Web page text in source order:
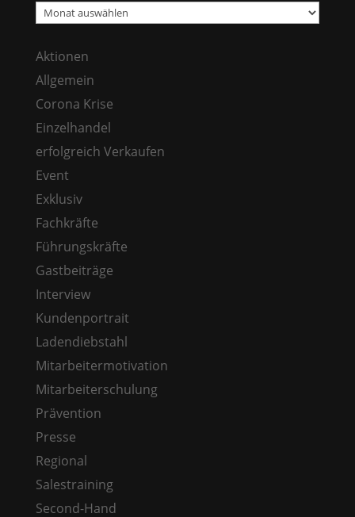
BLOG
Archiv
Kategorien
Aktionen
Allgemein
Corona Krise
Einzelhandel
erfolgreich Verkaufen
Event
Exklusiv
Fachkräfte
Führungskräfte
Gastbeiträge
Interview
Kundenportrait
Ladendiebstahl
Mitarbeitermotivation
Mitarbeiterschulung
Prävention
Presse
Regional
Salestraining
Second-Hand